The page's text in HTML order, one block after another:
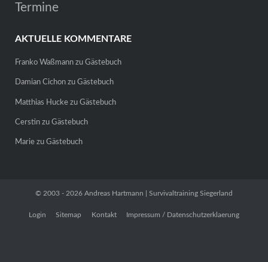
Termine
AKTUELLE KOMMENTARE
Franko Waßmannzu Gästebuch
Damian Cichonzu Gästebuch
Matthias Huckezu Gästebuch
Cerstinzu Gästebuch
Mariezu Gästebuch
© 2003 - 2026 Andreas Hartmann | Survivaltraining Siegerland
Login Sitemap Kontakt Impressum / Datenschutzerklaerung